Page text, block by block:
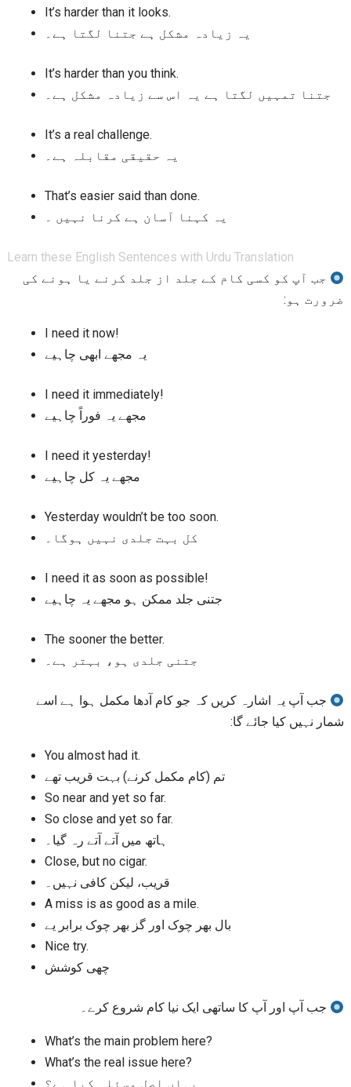
It’s harder than it looks.
یہ زیادہ مشکل ہے جتنا لگتا ہے۔
It’s harder than you think.
جتنا تمہیں لگتا ہے یہ اس سے زیادہ مشکل ہے۔
It’s a real challenge.
یہ حقیقی مقابلہ ہے۔
That’s easier said than done.
یہ کہنا آسان ہے کرنا نہیں ۔
Learn these English Sentences with Urdu Translation
جب آپ کو کسی کام کے جلد از جلد کرنے یا ہونے کی
ضرورت ہو:
I need it now!
یہ مجھے ابھی چاہیے
I need it immediately!
مجھے یہ فوراً چاہیے
I need it yesterday!
مجھے یہ کل چاہیے
Yesterday wouldn’t be too soon.
کل بہت جلدی نہیں ہوگا۔
I need it as soon as possible!
جتنی جلد ممکن ہو مجھے یہ چاہیے
The sooner the better.
جتنی جلدی ہو، بہتر ہے۔
جب آپ یہ اشارہ کریں کہ جو کام آدھا مکمل ہوا ہے اسے
شمار نہیں کیا جائے گا:
You almost had it.
تم (کام مکمل کرنے) بہت قریب تھے
So near and yet so far.
So close and yet so far.
ہاتھ میں آتے آتے رہ گیا۔
Close, but no cigar.
قریب، لیکن کافی نہیں۔
A miss is as good as a mile.
بال بھر چوک اور گز بھر چوک برابر یے
Nice try.
چھی کوشش
جب آپ اور آپ کا ساتھی ایک نیا کام شروع کرے۔
What’s the main problem here?
What’s the real issue here?
یہاں اصل مسئلہ کیا ہے؟